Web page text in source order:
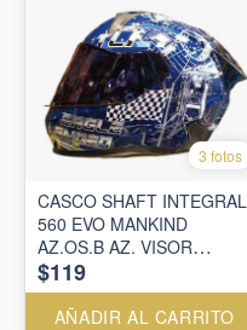
3 fotos
CASCO SHAFT INTEGRAL
560 EVO MANKIND
AZ.OS.B AZ. VISOR
SM.CL.IR.AZ
$119
AÑADIR AL CARRITO